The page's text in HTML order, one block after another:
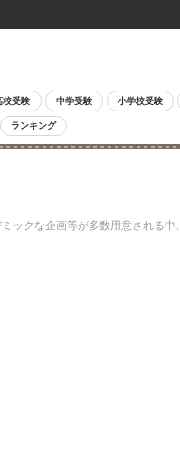
校受験 中学受験 小学校受験
ランキング
クな企画等が多数用意される